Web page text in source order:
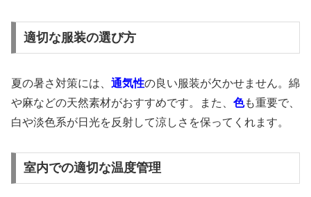
適切な服装の選び方
夏の暑さ対策には、 通気性の良い服装が欠かせません。綿
や麻などの天然素材がおすすめです。また、 色も重要で、
白や淡色系が日光を反射して涼しさを保ってくれます。
室内での適切な温度管理